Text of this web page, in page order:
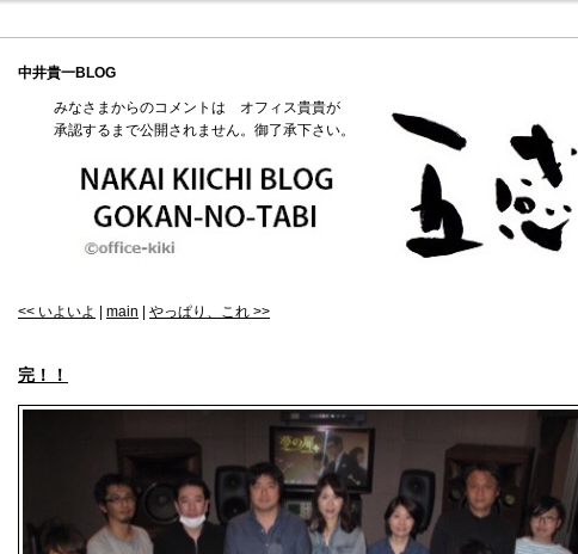
中井貴一BLOG
みなさまからのコメントは オフィス貴貴が
承認するまで公開されません。御了承下さい。
<< いよいよ main やっぱり、これ >>
完！！